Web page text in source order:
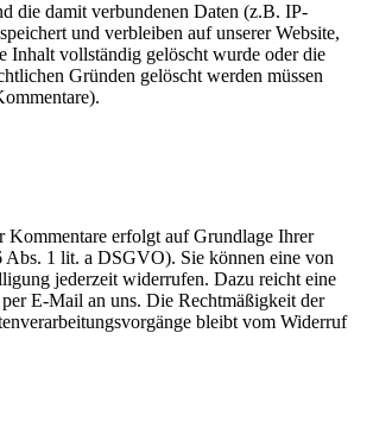
die damit verbundenen Daten (z.B. IP-
und verbleiben auf unserer Website,
Inhalt vollständig gelöscht wurde oder die
Gründen gelöscht werden müssen
Kommentare erfolgt auf Grundlage Ihrer
1 lit. a DSGVO). Sie können eine von
jederzeit widerrufen. Dazu reicht eine
E-Mail an uns. Die Rechtmäßigkeit der
bleibt vom Widerruf